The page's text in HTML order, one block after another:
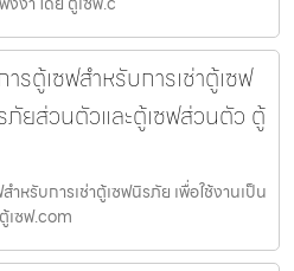
รตู้เซฟสำหรับการเช่าตู้เซฟ
ภัยส่วนตัวและตู้เซฟส่วนตัว ตู้
หรับการเช่าตู้เซฟนิรภัย เพื่อใช้งานเป็น
เซฟ.com